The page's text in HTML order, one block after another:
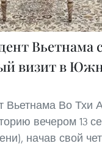
Вьетнама
визит в
Вьетнама Во Тхи
вечером 13
начав свой